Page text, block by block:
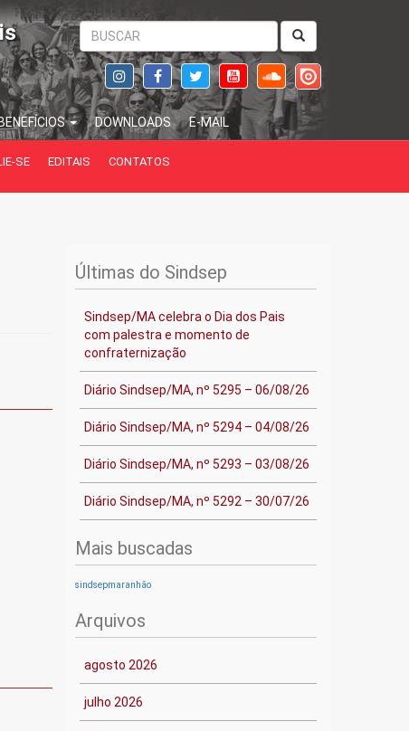
DOWNLOADS E-MAIL
SE EDITAIS CONTATOS
Últimas do Sindsep
Sindsep/MA celebra o Dia dos Pais
com palestra e momento de
confraternização
Diário Sindsep/MA, nº 5295 – 06/08/26
Diário Sindsep/MA, nº 5294 – 04/08/26
Diário Sindsep/MA, nº 5293 – 03/08/26
Diário Sindsep/MA, nº 5292 – 30/07/26
Mais buscadas
sindsepmaranhão
Arquivos
agosto 2026
julho 2026